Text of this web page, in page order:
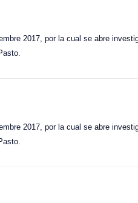
2017, por la cual se abre
2017, por la cual se abre